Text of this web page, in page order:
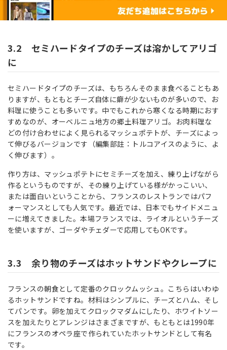
3.2 セミハードタイプのチーズは溶かしてアリゴ
に
セミハードタイプのチーズは、もちろんそのまま食べることもあ
りますが、もともとチーズ自体に癖が少ないものが多いので、お
料理に使うことも多いです。中でもこれから寒くなる時期におす
すめなのが、オーベルニュ地方の郷土料理アリゴ。お肉料理な
どの付け合わせによく見られるマッシュポテトが、チーズによっ
て伸びるバージョンです（編集部註：トルコアイスのように、よ
く伸びます）。
作り方は、マッシュポテトにセミチーズを加え、練り上げながら
作るというものですが、その練り上げている様がかっこいい、
または面白いということから、フランスのレストランではパフ
ォーマンスとしても人気です。最近では、日本でもサイドメニュ
ーに増えてきました。本場フランスでは、ライオルというチーズ
を使いますが、ゴーダやチェダーで応用してもOKです。
3.3 余り物のチーズはホットサンドやクレープに
フランスの朝食として定番のクロックムッシュ。こちらはいわゆ
るホットサンドですね。材料はシンプルに、チーズとハム、そし
てパンです。卵を加えてクロックマダムにしたり、ホワイトソー
スを加えたりとアレンジはさまざまですが、もともとは1990年
にフランスのオペラ座で作られていたホットサンドとして有名
です。